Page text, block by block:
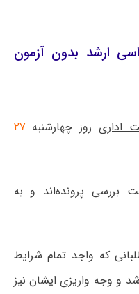
ارشد بدون آزمون
اداریروز چهارشنبه ۲۷
بررسی پرونده‌اند و به
که واجد تمام شرایط
شد و وجه واریزی ایشان نیز